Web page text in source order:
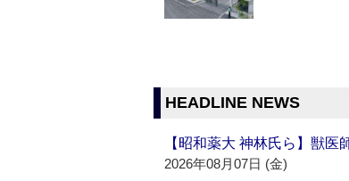
HEADLINE NEWS
【昭和薬大 神林氏ら】獣医
2026年08月07日 (金)